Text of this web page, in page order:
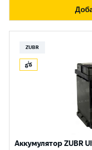
ZUBR
Аккумулятор ZUBR